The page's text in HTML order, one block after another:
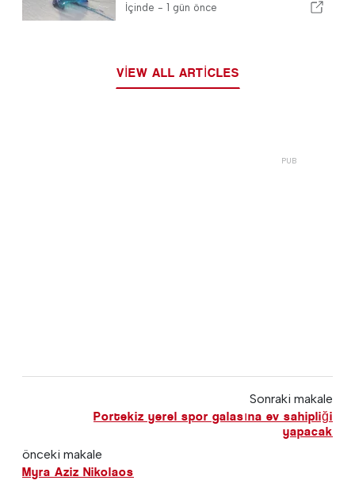
İçinde - 1 gün önce
VIEW ALL ARTICLES
Sonraki makale
Portekiz yerel spor galasına ev sahipliği
yapacak
önceki makale
Myra Aziz Nikolaos